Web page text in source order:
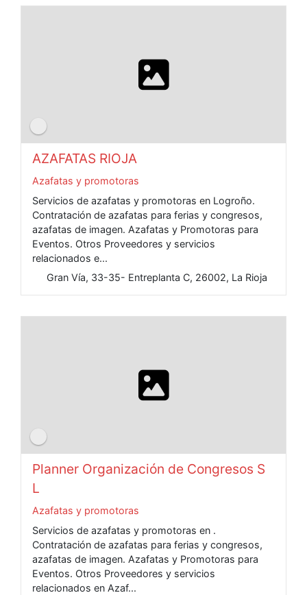
AZAFATAS RIOJA
Azafatas y promotoras
Servicios de azafatas y promotoras en Logroño.
Contratación de azafatas para ferias y congresos,
azafatas de imagen. Azafatas y Promotoras para
Eventos. Otros Proveedores y servicios
relacionados e...
Gran Vía, 33-35- Entreplanta C, 26002, La Rioja
Planner Organización de Congresos S
L
Azafatas y promotoras
Servicios de azafatas y promotoras en .
Contratación de azafatas para ferias y congresos,
azafatas de imagen. Azafatas y Promotoras para
Eventos. Otros Proveedores y servicios
relacionados en Azaf...